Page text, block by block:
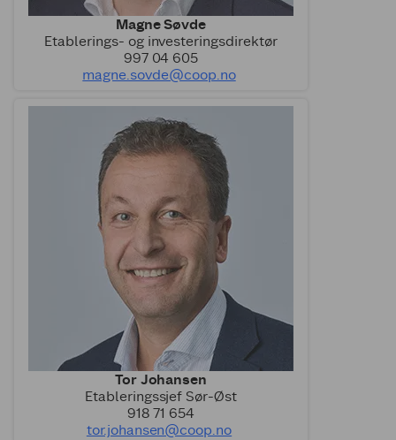
Magne Søvde
Etablerings- og investeringsdirektør
997 04 605
magne.sovde@coop.no
Tor Johansen
Etableringssjef Sør-Øst
918 71 654
tor.johansen@coop.no